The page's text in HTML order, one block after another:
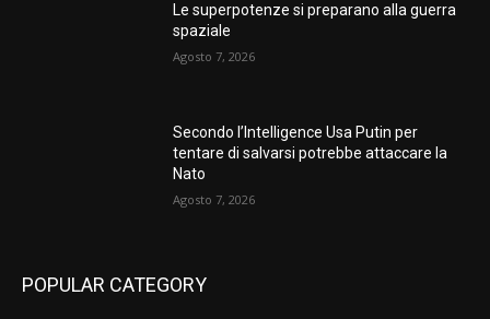
Le superpotenze si preparano alla guerra
spaziale
Agosto 7, 2026
Secondo l’Intelligence Usa Putin per
tentare di salvarsi potrebbe attaccare la
Nato
Agosto 7, 2026
POPULAR CATEGORY